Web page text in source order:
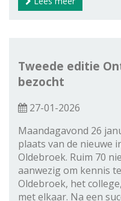
Tweede editie
bezocht
27-01-2026
Maandagavond 26
plaats van de nieuwe
Oldebroek. Ruim 70
aanwezig om kennis
Oldebroek, het
met elkaar. Na een